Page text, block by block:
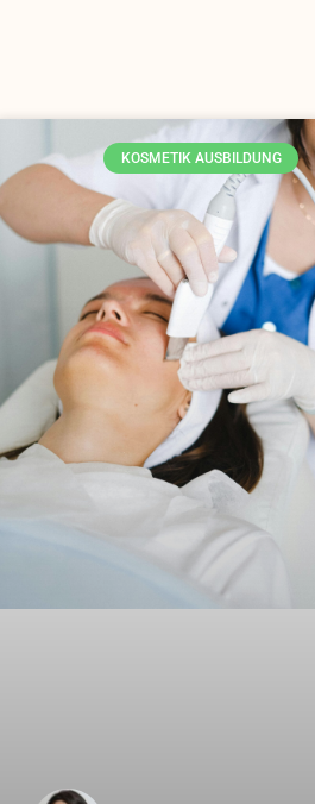
KOSMETIK AUSBILDUNG